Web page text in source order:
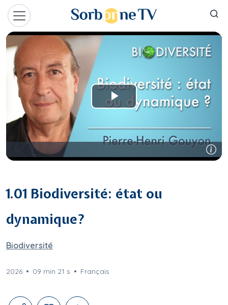
Aller au contenu principal
1.01 Biodiversité: état ou
dynamique?
Biodiversité
2026 09 min 21 s Français
Likes
Panneau de gestion des cookies